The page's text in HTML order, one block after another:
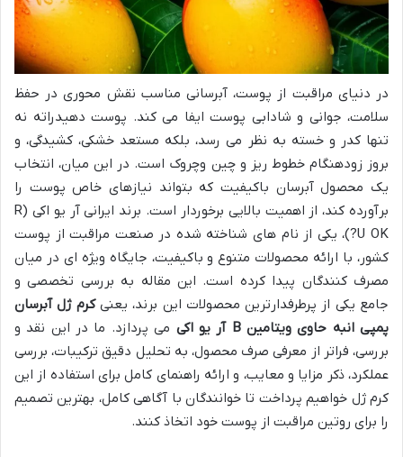
در دنیای مراقبت از پوست، آبرسانی مناسب نقش محوری در حفظ
سلامت، جوانی و شادابی پوست ایفا می کند. پوست دهیدراته نه
تنها کدر و خسته به نظر می رسد، بلکه مستعد خشکی، کشیدگی، و
بروز زودهنگام خطوط ریز و چین وچروک است. در این میان، انتخاب
یک محصول آبرسان باکیفیت که بتواند نیازهای خاص پوست را
برآورده کند، از اهمیت بالایی برخوردار است. برند ایرانی آر یو اکی (R
U OK?)، یکی از نام های شناخته شده در صنعت مراقبت از پوست
کشور، با ارائه محصولات متنوع و باکیفیت، جایگاه ویژه ای در میان
مصرف کنندگان پیدا کرده است. این مقاله به بررسی تخصصی و
جامع یکی از پرطرفدارترین محصولات این برند، یعنیکرم ژل آبرسان
پمپی انبه حاوی ویتامین B آر یو اکی
می پردازد. ما در این نقد و
بررسی، فراتر از معرفی صرف محصول، به تحلیل دقیق ترکیبات، بررسی
عملکرد، ذکر مزایا و معایب، و ارائه راهنمای کامل برای استفاده از این
کرم ژل خواهیم پرداخت تا خوانندگان با آگاهی کامل، بهترین تصمیم
را برای روتین مراقبت از پوست خود اتخاذ کنند.